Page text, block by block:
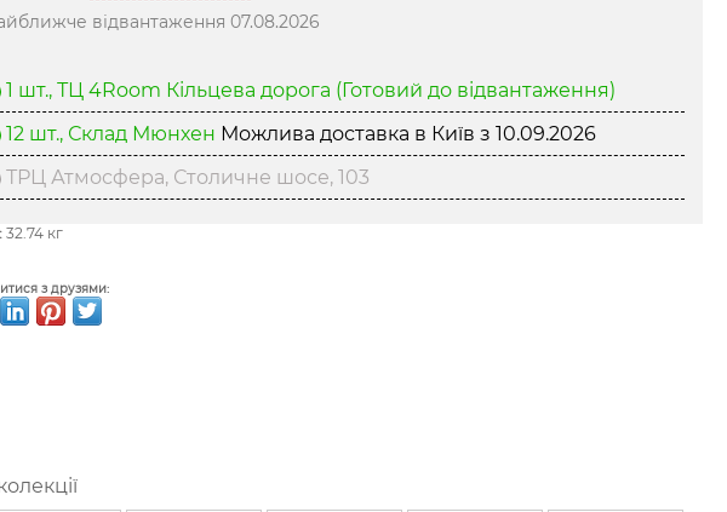
відвантаження 07.08.2026
1 шт., ТЦ 4Room Кільцева дорога (Готовий до відвантаження)
12 шт., Склад Мюнхен Можлива доставка в Київ з 10.09.2026
ТРЦ Атмосфера, Столичне шосе, 103
32.74 кг
з друзями: